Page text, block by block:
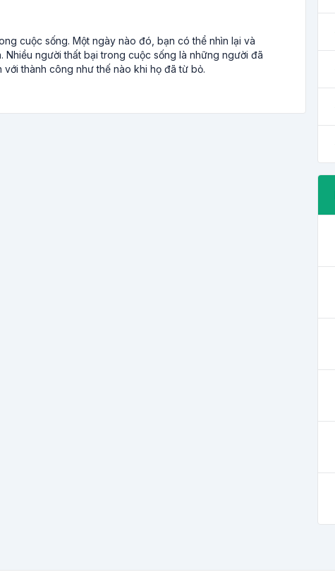
cuộc sống. Một ngày nào đó, bạn có thể nhìn lại và
Nhiều người thất bại trong cuộc sống là những người đã
thành công như thế nào khi họ đã từ bỏ.